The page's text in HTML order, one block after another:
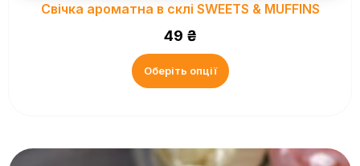
Свічка ароматна в склі SWEETS & MUFFINS
49 ₴
Оберіть опції